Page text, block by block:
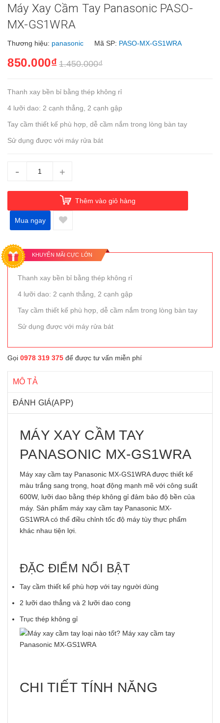
Máy Xay Cầm Tay Panasonic PASO-
MX-GS1WRA
Thương hiệu: panasonic Mã SP: PASO-MX-GS1WRA
850.000₫ 1.450.000₫
Thanh xay bền bỉ bằng thép không rỉ
4 lưỡi dao: 2 cạnh thẳng, 2 cạnh gập
Tay cầm thiết kế phù hợp, dễ cầm nắm trong lòng bàn tay
Sử dụng được với máy rửa bát
- +
Thêm vào giỏ hàng
Mua ngay
KHUYẾN MÃI CỰC LỚN
Thanh xay bền bỉ bằng thép không rỉ
4 lưỡi dao: 2 cạnh thẳng, 2 cạnh gập
Tay cầm thiết kế phù hợp, dễ cầm nắm trong lòng bàn tay
Sử dụng được với máy rửa bát
Gọi 0978 319 375 để được tư vấn miễn phí
MÔ TẢ
ĐÁNH GIÁ(APP)
MÁY XAY CẦM TAY
PANASONIC MX-GS1WRA
Máy xay cầm tay Panasonic MX-GS1WRA được thiết kế
màu trắng sang trọng, hoạt động mạnh mẽ với công suất
600W, lưỡi dao bằng thép không gỉ đảm bảo độ bền của
máy. Sản phẩm máy xay cầm tay Panasonic MX-
GS1WRA có thể điều chỉnh tốc độ máy tùy thực phẩm
khác nhau tiện lợi.
ĐẶC ĐIỂM NỔI BẬT
Tay cầm thiết kế phù hợp với tay người dùng
2 lưỡi dao thẳng và 2 lưỡi dao cong
Trục thép không gỉ
CHI TIẾT TÍNH NĂNG